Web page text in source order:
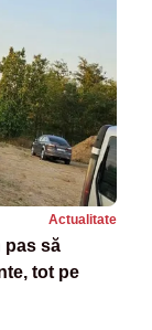
Actualitate
pas să
tot pe